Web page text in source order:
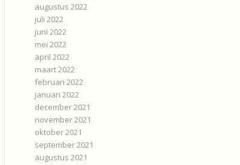
augustus 2022
juli 2022
juni 2022
mei 2022
april 2022
maart 2022
februari 2022
januari 2022
december 2021
november 2021
oktober 2021
september 2021
augustus 2021